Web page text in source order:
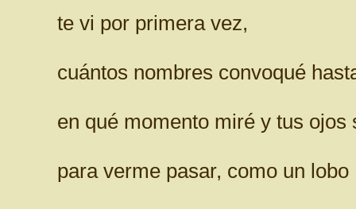
te vi por primera vez,
cuántos nombres convoqué
en qué momento miré y tus ojos
para verme pasar, como un lobo